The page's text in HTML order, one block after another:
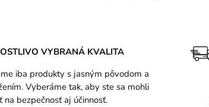
VYBRANÁ KVALITA
iba produkty s jasným pôvodom a
Vyberáme tak, aby ste sa mohli
na bezpečnosť aj účinnosť.